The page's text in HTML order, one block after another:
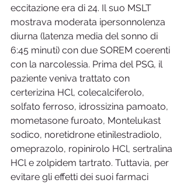
eccitazione era di 24. Il suo MSLT
mostrava moderata ipersonnolenza
diurna (latenza media del sonno di
6:45 minuti) con due SOREM coerenti
con la narcolessia. Prima del PSG, il
paziente veniva trattato con
certerizina HCl, colecalciferolo,
solfato ferroso, idrossizina pamoato,
mometasone furoato, Montelukast
sodico, noretidrone etinilestradiolo,
omeprazolo, ropinirolo HCl, sertralina
HCl e zolpidem tartrato. Tuttavia, per
evitare gli effetti dei suoi farmaci